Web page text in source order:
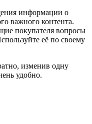
информации о
важного контента.
покупателя вопросы
её по своему
изменив одну
удобно.